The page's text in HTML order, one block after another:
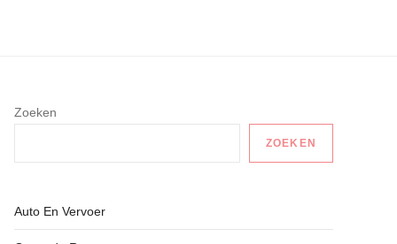
Zoeken
ZOEKEN
Auto En Vervoer